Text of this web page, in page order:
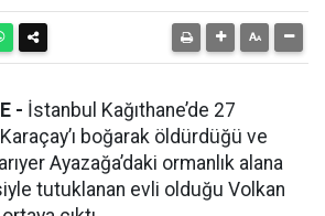
- İstanbul Kağıthane’de 27
boğarak öldürdüğü ve
Ayazağa’daki ormanlık alana
tutuklanan evli olduğu Volkan